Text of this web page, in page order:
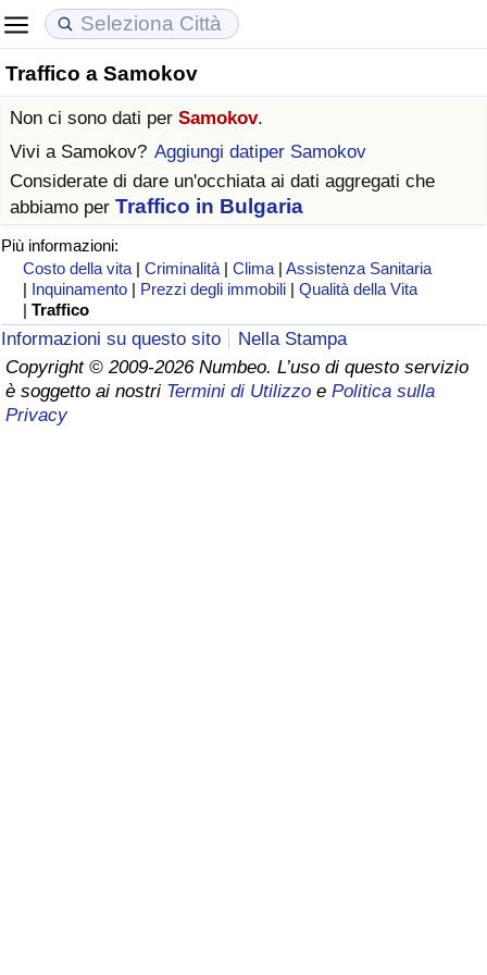
Traffico a Samokov
Non ci sono dati per Samokov.
Vivi a Samokov? Aggiungi datiper Samokov
Considerate di dare un'occhiata ai dati aggregati che
abbiamo per Traffico in Bulgaria
Più informazioni:
Costo della vita |Criminalità |Clima |Assistenza Sanitaria
| Inquinamento | Prezzi degli immobili |Qualità della Vita
|Traffico
Informazioni su questo sito
Nella Stampa
Copyright © 2009-2026 Numbeo. L’uso di questo servizio
è soggetto ai nostri Termini di Utilizzo e Politica sulla
Privacy
Costo della vita
Indice Del Costo Della Vita
Indice del Costo della Vita per Nazione
ad Aqaba
Prezzi degli immobili
Indice del Prezzo delle Case
Indice del Prezzo delle Case per Nazione
Qualità della Vita
Indice della Qualità della Vita (Corrente)
Indice della qualità della vita per Paese
Criminalità
Indice del Tasso di Criminalità (Corrente)
Indice della Criminalità